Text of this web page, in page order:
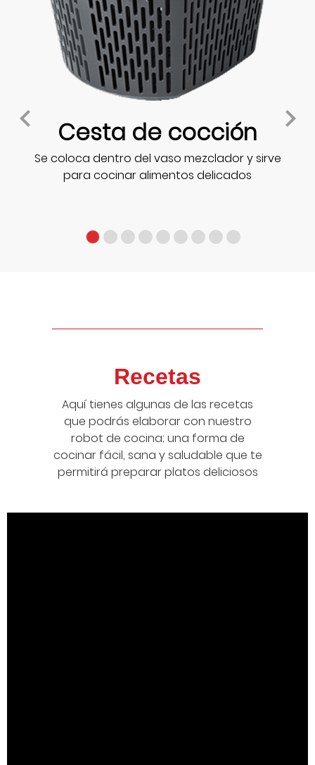
Cesta de cocción
Se coloca dentro del vaso mezclador y sirve
para cocinar alimentos delicados
Recetas
Aquí tienes algunas de las recetas
que podrás elaborar con nuestro
robot de cocina; una forma de
cocinar fácil, sana y saludable que te
permitirá preparar platos deliciosos